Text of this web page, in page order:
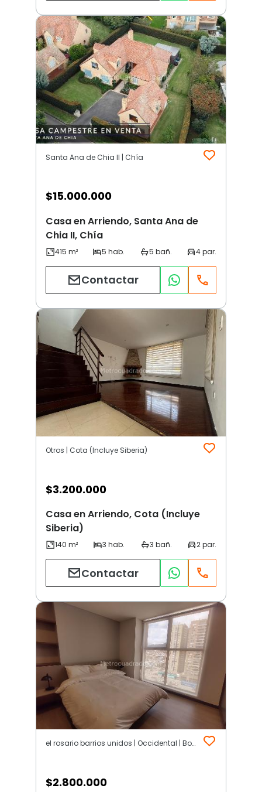
Santa Ana de Chia II | Chía
$15.000.000
Casa en Arriendo, Santa Ana de
Chia II, Chía
Contactar
Otros | Cota (Incluye Siberia)
$3.200.000
Casa en Arriendo, Cota (Incluye
Siberia)
Contactar
el rosario barrios unidos | Occidental | Bogotá D.C.
$2.800.000